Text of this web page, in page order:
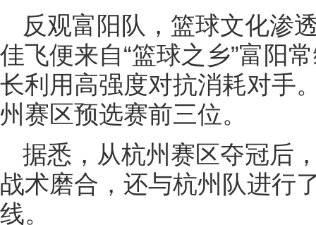
反观富阳队，篮球文化渗
佳飞便来自“篮球之乡”富阳
长利用高强度对抗消耗对手
州赛区预选赛前三位。
据悉，从杭州赛区夺冠后
战术磨合，还与杭州队进行
线。